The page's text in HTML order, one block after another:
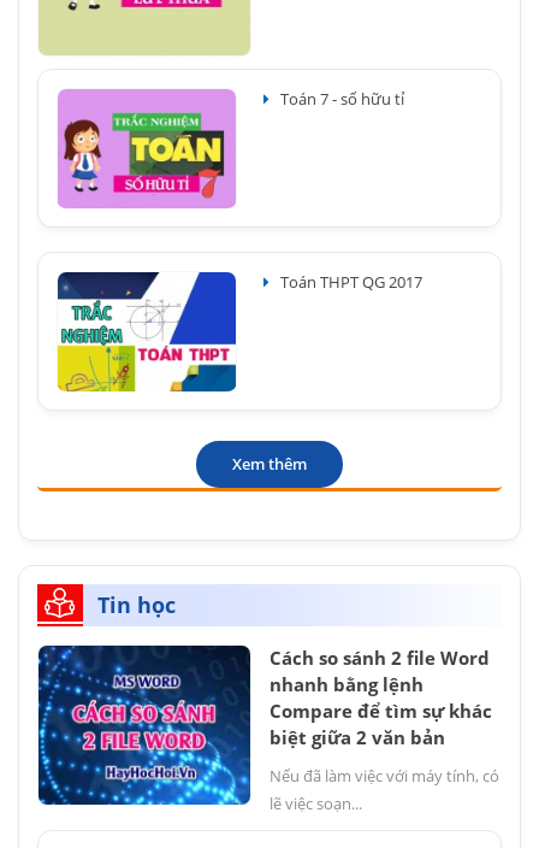
Toán 7 - số hữu tỉ
Toán THPT QG 2017
Xem thêm
Tin học
Cách so sánh 2 file Word
nhanh bằng lệnh
Compare để tìm sự khác
biệt giữa 2 văn bản
Nếu đã làm việc với máy tính, có
lẽ việc soạn...